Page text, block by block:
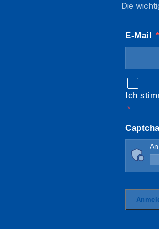
Die